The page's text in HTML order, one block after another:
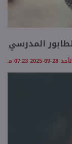
المدرسي
09-2025 07:23 مـ